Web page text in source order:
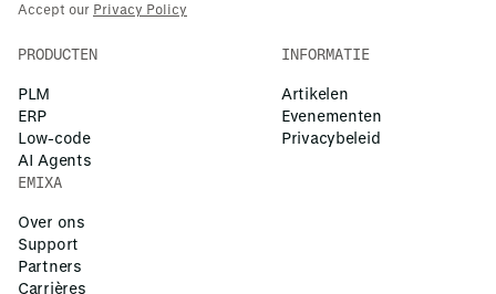
Accept our Privacy Policy
PRODUCTEN
PLM
ERP
Low-code
AI Agents
INFORMATIE
Artikelen
Evenementen
Privacybeleid
EMIXA
Over ons
Support
Partners
Carrières